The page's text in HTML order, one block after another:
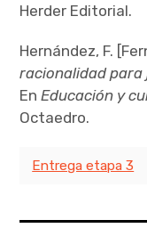
Herder Editorial.
Hernández, F.
racionalidad
EnEducación y
Octaedro.
Entrega etapa 3